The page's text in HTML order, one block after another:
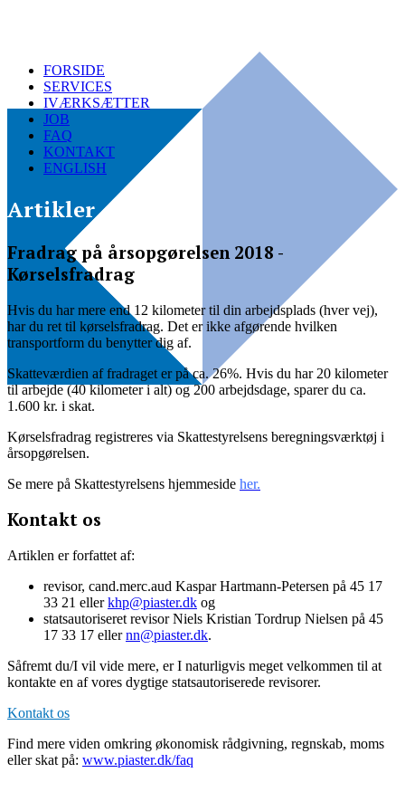
FORSIDE
SERVICES
IVÆRKSÆTTER
JOB
FAQ
KONTAKT
ENGLISH
Artikler
Fradrag på årsopgørelsen 2018 -
Kørselsfradrag
Hvis du har mere end 12 kilometer til din arbejdsplads (hver vej),
har du ret til kørselsfradrag. Det er ikke afgørende hvilken
transportform du benytter dig af.
Skatteværdien af fradraget er på ca. 26%. Hvis du har 20 kilometer
til arbejde (40 kilometer i alt) og 200 arbejdsdage, sparer du ca.
1.600 kr. i skat.
Kørselsfradrag registreres via Skattestyrelsens beregningsværktøj i
årsopgørelsen.
Se mere på Skattestyrelsens hjemmeside her.
Kontakt os
Artiklen er forfattet af:
revisor, cand.merc.aud Kaspar Hartmann-Petersen på 45 17
33 21 ellerkhp@piaster.dk og
statsautoriseret revisor Niels Kristian Tordrup Nielsen på 45
17 33 17 ellernn@piaster.dk.
Såfremt du/I vil vide mere, er I naturligvis meget velkommen til at
kontakte en af vores dygtige statsautoriserede revisorer.
Kontakt os
Find mere viden omkring økonomisk rådgivning, regnskab, moms
eller skat på: www.piaster.dk/faq